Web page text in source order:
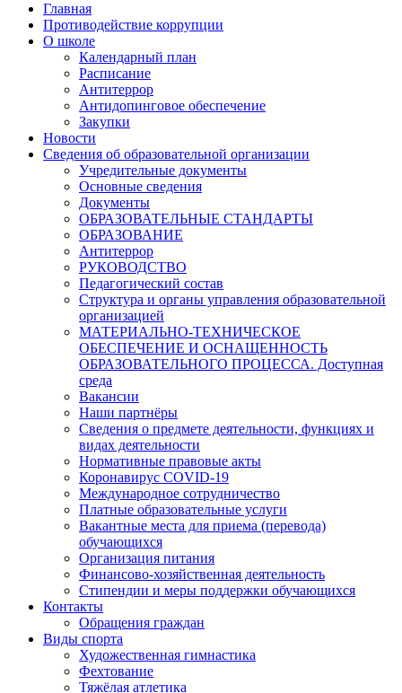
Главная
Противодействие коррупции
О школе
Календарный план
Расписание
Антитеррор
Антидопинговое обеспечение
Закупки
Новости
Сведения об образовательной организации
Учредительные документы
Основные сведения
Документы
ОБРАЗОВАТЕЛЬНЫЕ СТАНДАРТЫ
ОБРАЗОВАНИЕ
Антитеррор
РУКОВОДСТВО
Педагогический состав
Структура и органы управления образовательной
организацией
МАТЕРИАЛЬНО-ТЕХНИЧЕСКОЕ
ОБЕСПЕЧЕНИЕ И ОСНАЩЕННОСТЬ
ОБРАЗОВАТЕЛЬНОГО ПРОЦЕССА. Доступная
среда
Вакансии
Наши партнёры
Сведения о предмете деятельности, функциях и
видах деятельности
Нормативные правовые акты
Коронавирус COVID-19
Международное сотрудничество
Платные образовательные услуги
Вакантные места для приема (перевода)
обучающихся
Организация питания
Финансово-хозяйственная деятельность
Стипендии и меры поддержки обучающихся
Контакты
Обращения граждан
Виды спорта
Художественная гимнастика
Фехтование
Тяжёлая атлетика